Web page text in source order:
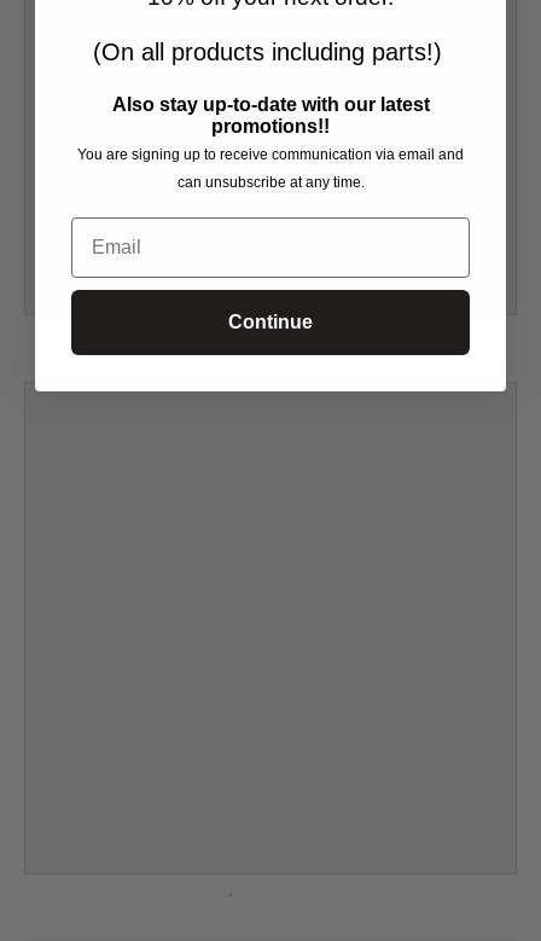
(On all products including parts!)
Also stay up-to-date with our latest
promotions!!
You are signing up to receive communication via email and
can unsubscribe at any time.
Email
Continue